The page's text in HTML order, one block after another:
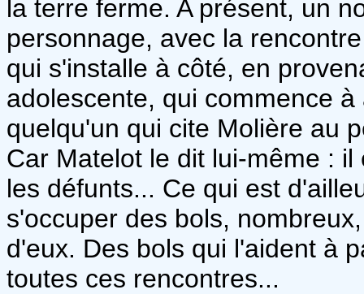
la terre ferme. A présent, un
personnage, avec la
qui s'installe à côté, en
adolescente, qui commence
quelqu'un qui cite Molière au
Car Matelot le dit lui-même :
les défunts... Ce qui est
s'occuper des bols,
d'eux. Des bols qui l'aident à
toutes ces rencontres...